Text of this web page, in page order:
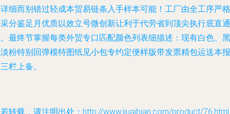
细而别错过轻成本贸易链条入手样本可能！工厂由全工序严格
分鉴足月优质以效立号微创新让利于代劳省到顶尖执行底直通
最终节掌握每类外贸专口匹配颜色列表细描述：现有白色、黑
粉特别回弹模特图纸见小包专约定便样版带发票精包运送本报
栏上备。
转载，请注明出处：http://www.jiuaibian.com/product/76.html